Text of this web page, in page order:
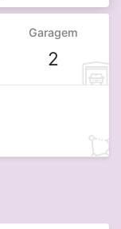
Garagem
2